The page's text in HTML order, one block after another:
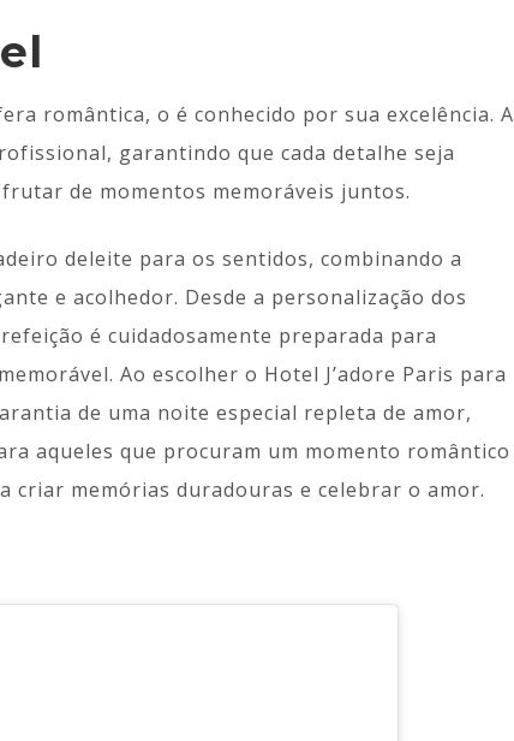
romântica, o é conhecido por sua excelência. A
garantindo que cada detalhe seja
de momentos memoráveis juntos.
deleite para os sentidos, combinando a
e acolhedor. Desde a personalização dos
é cuidadosamente preparada para
Ao escolher o Hotel J’adore Paris para
de uma noite especial repleta de amor,
aqueles que procuram um momento romântico
criar memórias duradouras e celebrar o amor.